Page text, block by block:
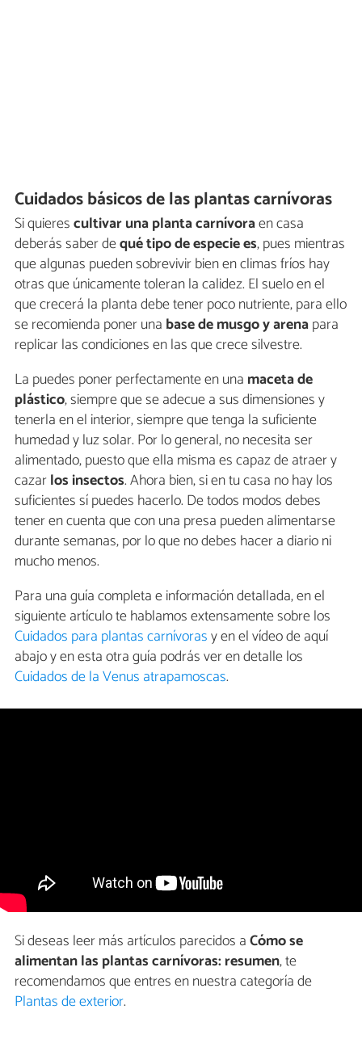
Cuidados básicos de las plantas carnívoras
Si quierescultivar una planta carnívoraen casa
deberás saber dequé tipo de especie es, pues mientras
que algunas pueden sobrevivir bien en climas fríos hay
otras que únicamente toleran la calidez. El suelo en el
que crecerá la planta debe tener poco nutriente, para ello
se recomienda poner una base de musgo y arenapara
replicar las condiciones en las que crece silvestre.
La puedes poner perfectamente en una maceta de
plástico, siempre que se adecue a sus dimensiones y
tenerla en el interior, siempre que tenga la suficiente
humedad y luz solar. Por lo general, no necesita ser
alimentado, puesto que ella misma es capaz de atraer y
cazarlos insectos. Ahora bien, si en tu casa no hay los
suficientes sí puedes hacerlo. De todos modos debes
tener en cuenta que con una presa pueden alimentarse
durante semanas, por lo que no debes hacer a diario ni
mucho menos.
Para una guía completa e información detallada, en el
siguiente artículo te hablamos extensamente sobre los
Cuidados para plantas carnívorasy en el vídeo de aquí
abajo y en esta otra guía podrás ver en detalle los
Cuidados de la Venus atrapamoscas.
Si deseas leer más artículos parecidos aCómo se
alimentan las plantas carnívoras: resumen, te
recomendamos que entres en nuestra categoría de
Plantas de exterior.